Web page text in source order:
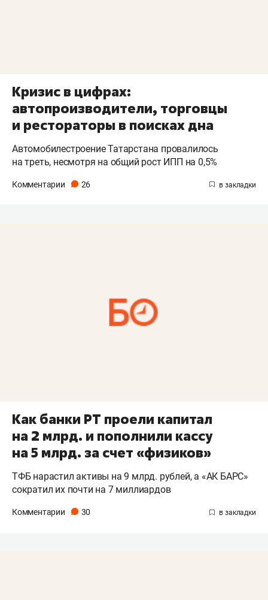
Кризис в цифрах:
автопроизводители, торговцы
и рестораторы в поисках дна
Автомобилестроение Татарстана провалилось
на треть, несмотря на общий рост ИПП на 0,5%
Комментарии 26
Как банки РТ проели капитал
на 2 млрд. и пополнили кассу
на 5 млрд. за счет «физиков»
ТФБ нарастил активы на 9 млрд. рублей, а «АК БАРС»
сократил их почти на 7 миллиардов
Комментарии 30